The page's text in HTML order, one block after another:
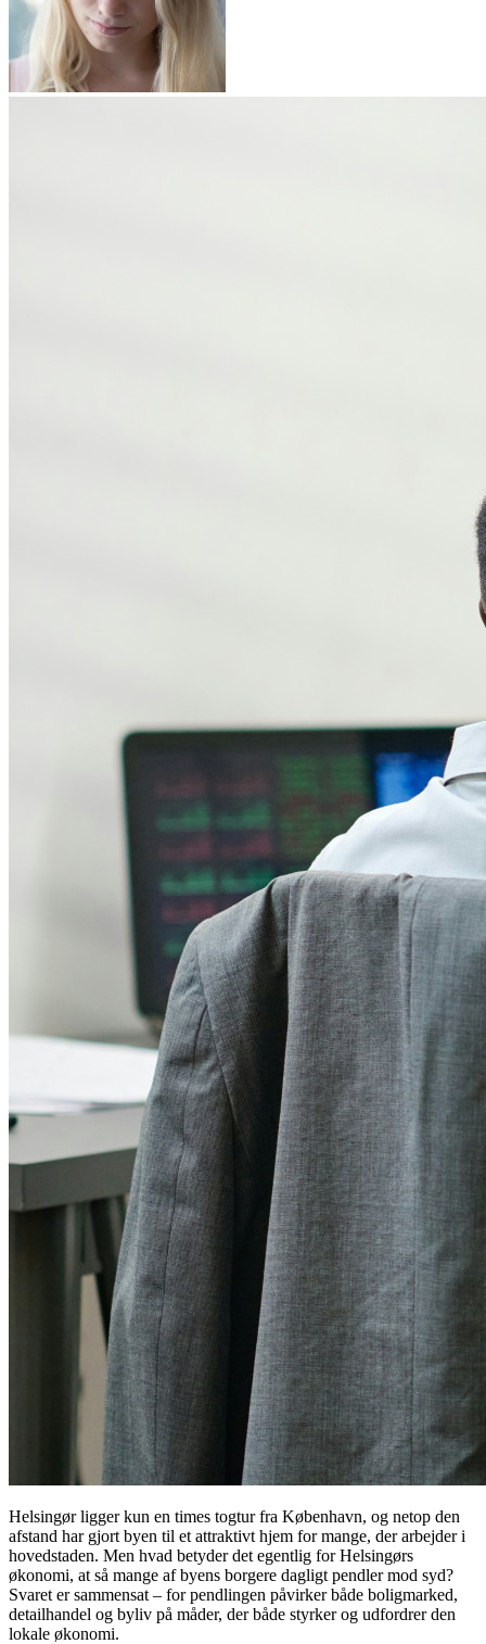
Helsingør ligger kun en times togtur fra København, og netop den
afstand har gjort byen til et attraktivt hjem for mange, der arbejder i
hovedstaden. Men hvad betyder det egentlig for Helsingørs
økonomi, at så mange af byens borgere dagligt pendler mod syd?
Svaret er sammensat – for pendlingen påvirker både boligmarked,
detailhandel og byliv på måder, der både styrker og udfordrer den
lokale økonomi.